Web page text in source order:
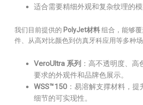
适合需要精细外观和复杂纹理的
我们目前提供的 PolyJet材料组合，能够
件、从高对比颜色到仿真牙科应用等多种场
VeroUltra 系列 ：高不透明度、
要求的外观件和品牌色展示。
WSS™150 ：易溶解支撑材料，
细节的可实现性。